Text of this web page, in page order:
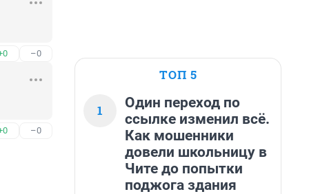
–0
–0
ТОП 5
1
Один переход по
ссылке изменил всё.
Как мошенники
довели школьницу в
Чите до попытки
поджога здания